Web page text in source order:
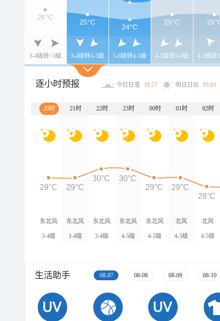
3-4级转<3级 3-4级转4-5级 5-6级转4-5级 4-5级转3-4级 4-5级转
26°C
25°C
24°C
25°C
逐小时预报 今日日落 18:57 明日日出 05:03
20时 21时 22时 23时 00时 01时 02时
东北风
3-4级
东北风
3-4级
东北风
3-4级
东北风
4-5级
东北风
4-5级
北风
4-5级
北风
4-5级
29°C 29°C
30°C
30°C
29°C
29°C
28°C
生活助手 08-07 08-08 08-09 08-10